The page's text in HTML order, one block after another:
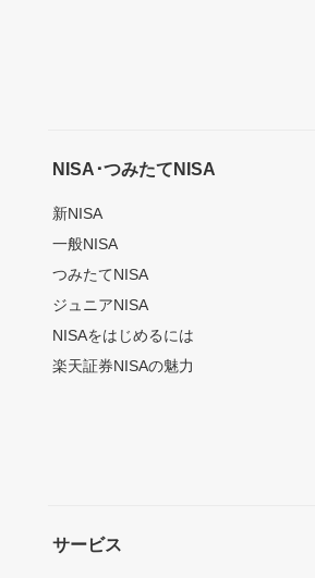
NISA･つみたてNISA
新NISA
一般NISA
つみたてNISA
ジュニアNISA
NISAをはじめるには
楽天証券NISAの魅力
サービス